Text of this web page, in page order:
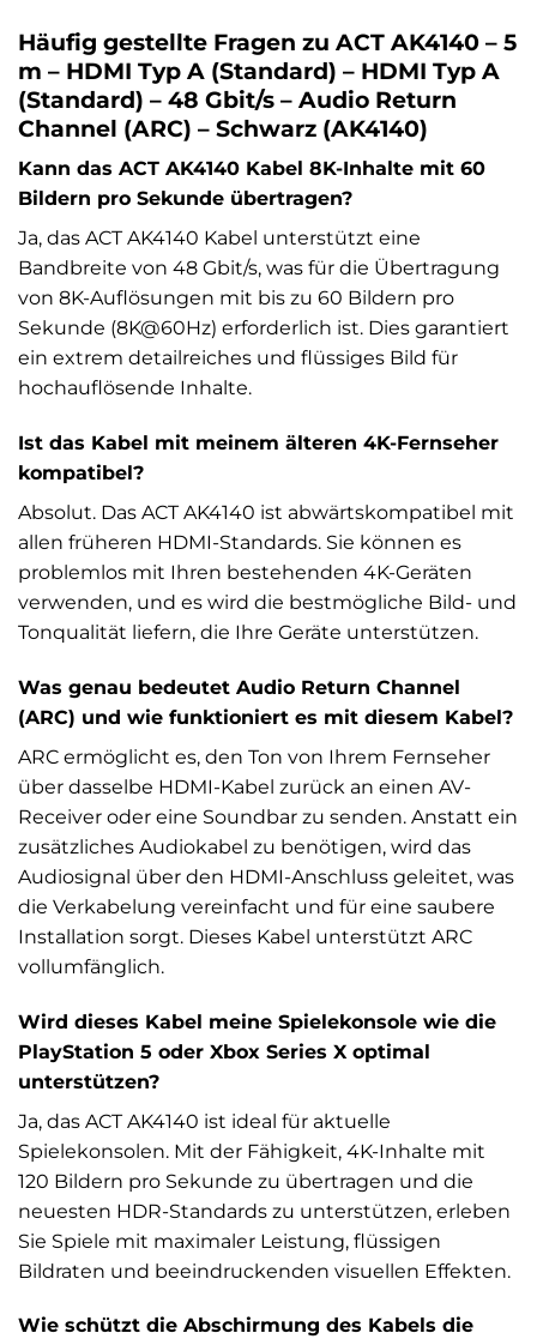
Häufig gestellte Fragen zu ACT AK4140 – 5
m – HDMI Typ A (Standard) – HDMI Typ A
(Standard) – 48 Gbit/s – Audio Return
Channel (ARC) – Schwarz (AK4140)
Kann das ACT AK4140 Kabel 8K-Inhalte mit 60
Bildern pro Sekunde übertragen?
Ja, das ACT AK4140 Kabel unterstützt eine
Bandbreite von 48 Gbit/s, was für die Übertragung
von 8K-Auflösungen mit bis zu 60 Bildern pro
Sekunde (8K@60Hz) erforderlich ist. Dies garantiert
ein extrem detailreiches und flüssiges Bild für
hochauflösende Inhalte.
Ist das Kabel mit meinem älteren 4K-Fernseher
kompatibel?
Absolut. Das ACT AK4140 ist abwärtskompatibel mit
allen früheren HDMI-Standards. Sie können es
problemlos mit Ihren bestehenden 4K-Geräten
verwenden, und es wird die bestmögliche Bild- und
Tonqualität liefern, die Ihre Geräte unterstützen.
Was genau bedeutet Audio Return Channel
(ARC) und wie funktioniert es mit diesem Kabel?
ARC ermöglicht es, den Ton von Ihrem Fernseher
über dasselbe HDMI-Kabel zurück an einen AV-
Receiver oder eine Soundbar zu senden. Anstatt ein
zusätzliches Audiokabel zu benötigen, wird das
Audiosignal über den HDMI-Anschluss geleitet, was
die Verkabelung vereinfacht und für eine saubere
Installation sorgt. Dieses Kabel unterstützt ARC
vollumfänglich.
Wird dieses Kabel meine Spielekonsole wie die
PlayStation 5 oder Xbox Series X optimal
unterstützen?
Ja, das ACT AK4140 ist ideal für aktuelle
Spielekonsolen. Mit der Fähigkeit, 4K-Inhalte mit
120 Bildern pro Sekunde zu übertragen und die
neuesten HDR-Standards zu unterstützen, erleben
Sie Spiele mit maximaler Leistung, flüssigen
Bildraten und beeindruckenden visuellen Effekten.
Wie schützt die Abschirmung des Kabels die